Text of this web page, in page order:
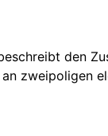
den
zweipoligen